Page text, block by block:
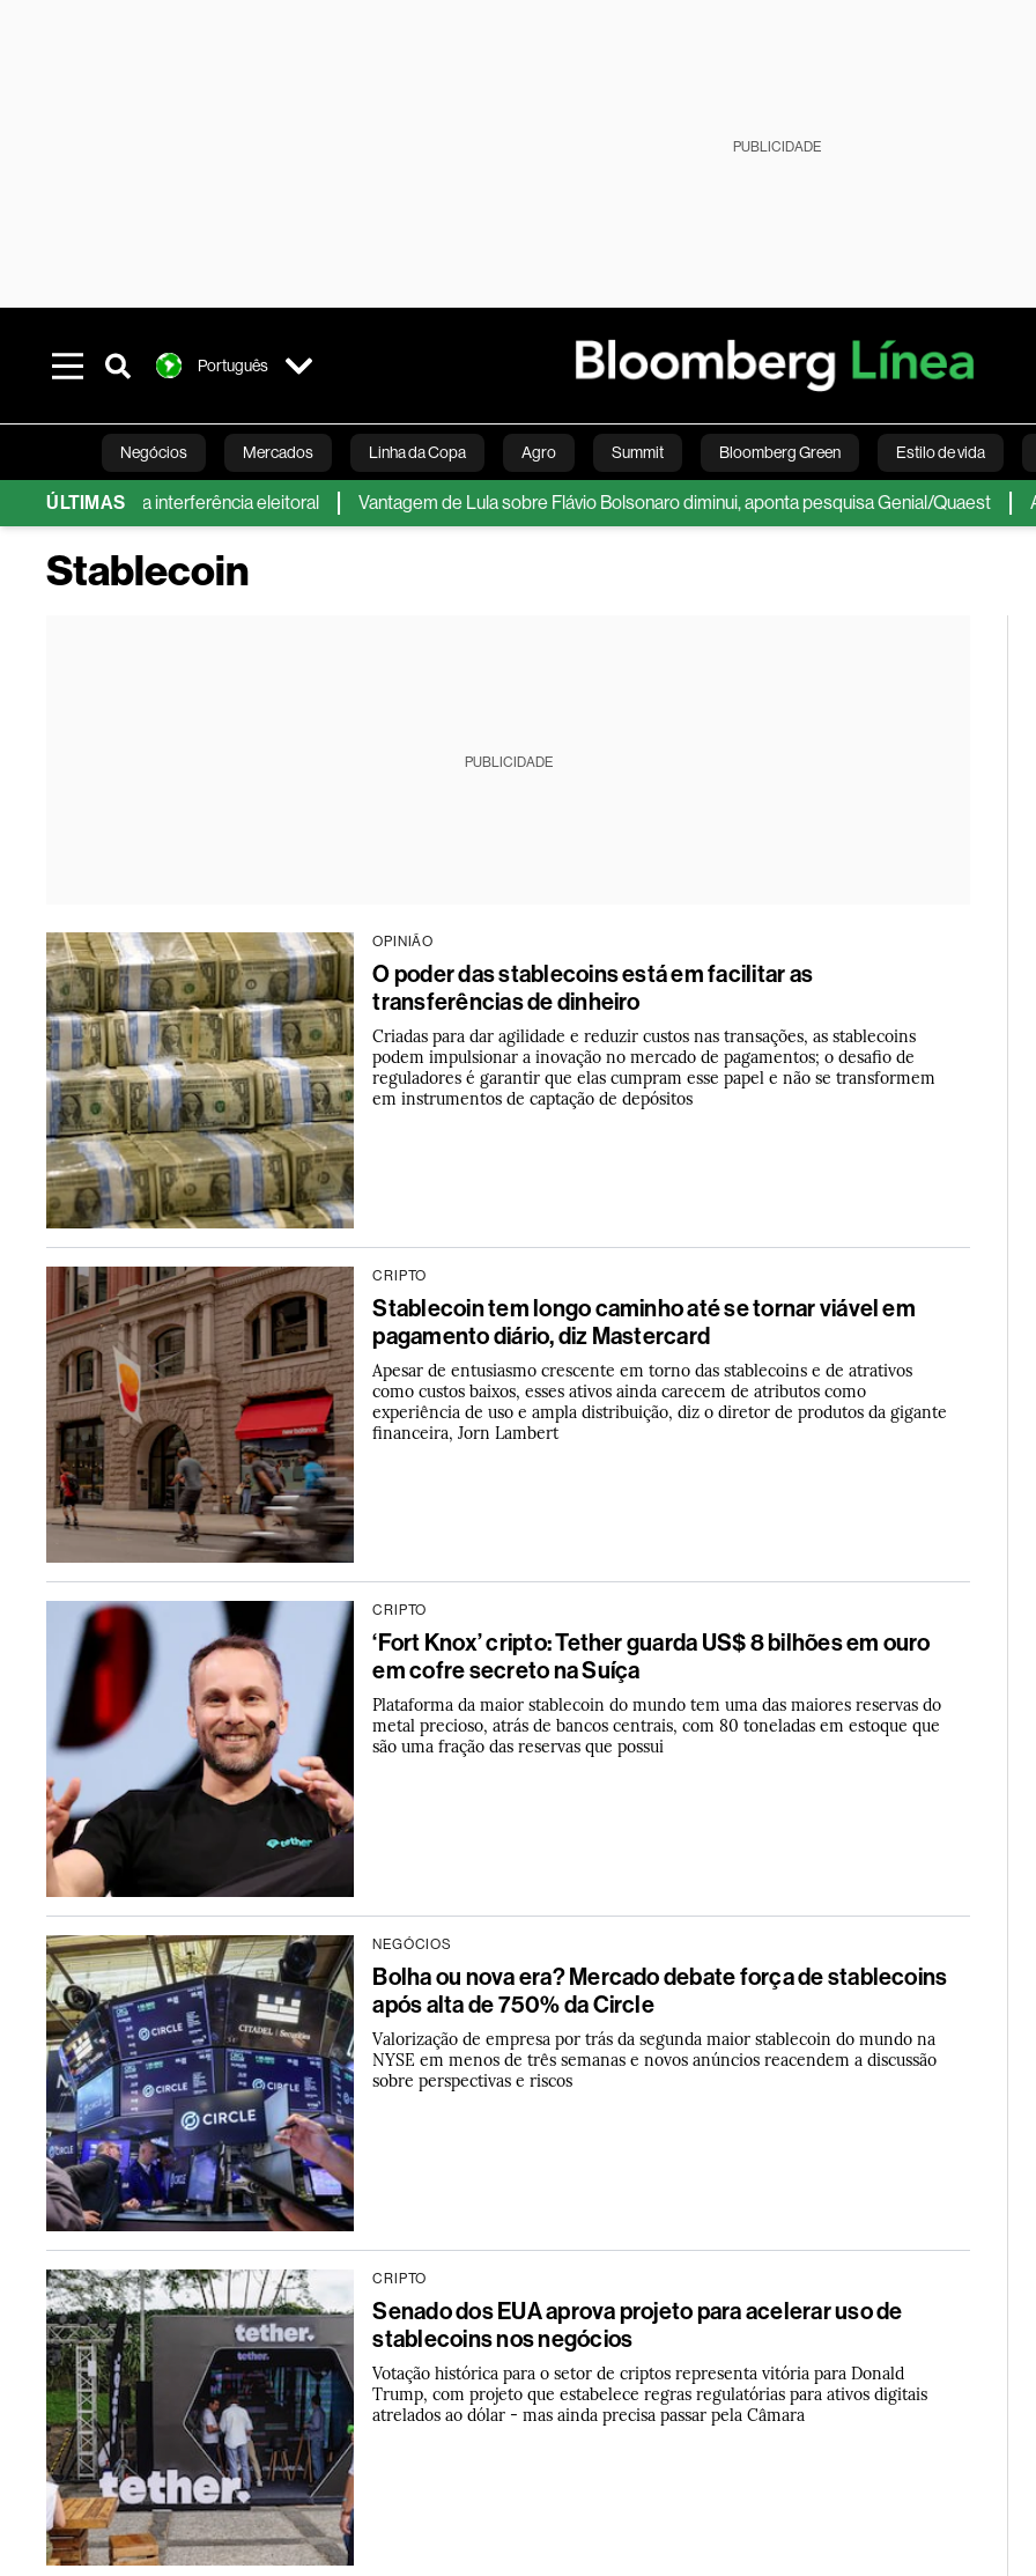
PUBLICIDADE
Português
Negócios Mercados Linha da Copa Agro Summit Bloomberg Green Estilo de vida
Línea Studios Podcasts Inovação Finanças pessoais Viagens Internacional Brasil
ÚLTIMAS
suposta interferência eleitoral Vantagem de Lula sobre Flávio Bolsonaro diminui, aponta pesquisa Genial/Quaest A
Stablecoin
PUBLICIDADE
OPINIÃO
O poder das stablecoins está em facilitar as
transferências de dinheiro
Criadas para dar agilidade e reduzir custos nas transações, as stablecoins
podem impulsionar a inovação no mercado de pagamentos; o desafio de
reguladores é garantir que elas cumpram esse papel e não se transformem
em instrumentos de captação de depósitos
CRIPTO
Stablecoin tem longo caminho até se tornar viável em
pagamento diário, diz Mastercard
Apesar de entusiasmo crescente em torno das stablecoins e de atrativos
como custos baixos, esses ativos ainda carecem de atributos como
experiência de uso e ampla distribuição, diz o diretor de produtos da gigante
financeira, Jorn Lambert
CRIPTO
‘Fort Knox’ cripto: Tether guarda US$ 8 bilhões em ouro
em cofre secreto na Suíça
Plataforma da maior stablecoin do mundo tem uma das maiores reservas do
metal precioso, atrás de bancos centrais, com 80 toneladas em estoque que
são uma fração das reservas que possui
NEGÓCIOS
Bolha ou nova era? Mercado debate força de stablecoins
após alta de 750% da Circle
Valorização de empresa por trás da segunda maior stablecoin do mundo na
NYSE em menos de três semanas e novos anúncios reacendem a discussão
sobre perspectivas e riscos
CRIPTO
Senado dos EUA aprova projeto para acelerar uso de
stablecoins nos negócios
Votação histórica para o setor de criptos representa vitória para Donald
Trump, com projeto que estabelece regras regulatórias para ativos digitais
atrelados ao dólar - mas ainda precisa passar pela Câmara